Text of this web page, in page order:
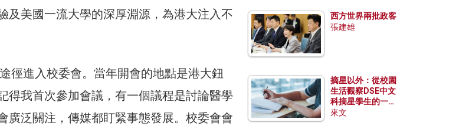
及美國一流大學的深厚淵源，為港大注入不
徑進入校委會。當年開會的地點是港大鈕
得我首次參加會議，有一個議程是討論醫學
廣泛關注，傳媒都盯緊事態發展。校委會會
西方世界兩批政客
張建雄
摘星以外：從校園
生活觀察DSE中文
科摘星學生的一點
特質
來文